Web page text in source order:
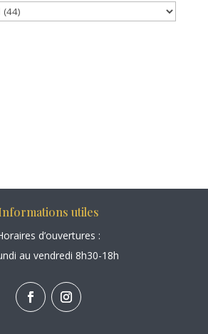
utiles
d’ouvertures :
au vendredi 8h30-18h